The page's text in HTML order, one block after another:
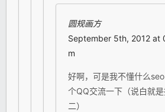
圆规画方
September 5th, 2012 at
m
好啊，可是我不懂什么
个QQ交流一下（说白就
二）